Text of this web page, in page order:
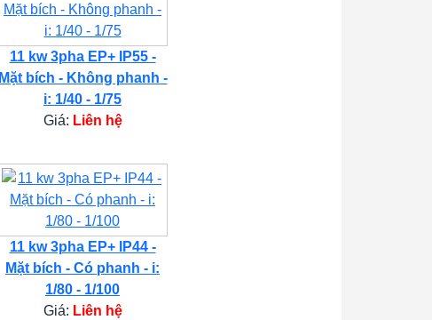
11 kw 3pha EP+ IP55 -
Mặt bích - Không phanh -
i: 1/40 - 1/75
Giá: Liên hệ
11 kw 3pha EP+ IP44 -
Mặt bích - Có phanh - i:
1/80 - 1/100
Giá: Liên hệ